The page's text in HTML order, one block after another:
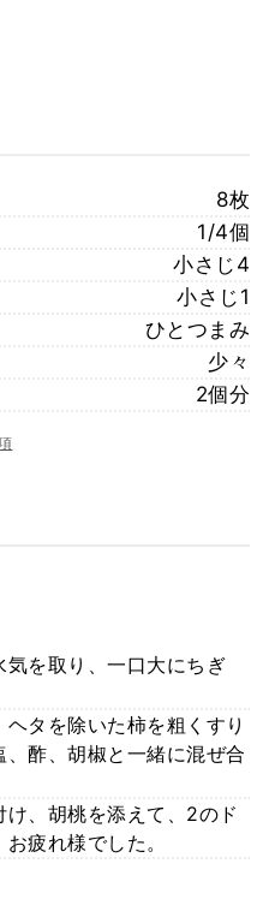
8枚
1/4個
小さじ4
小さじ1
ひとつまみ
少々
2個分
を取り、一口大にちぎ
タを除いた柿を粗くすり
酢、胡椒と一緒に混ぜ合
、胡桃を添えて、2のド
疲れ様でした。